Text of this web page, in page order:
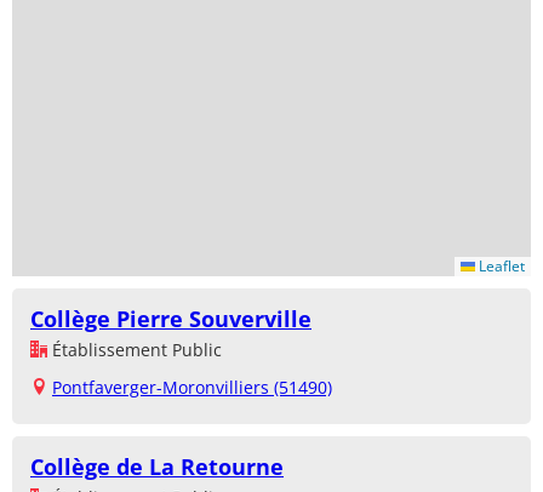
Leaflet
Collège Pierre Souverville
Établissement Public
Pontfaverger-Moronvilliers (51490)
Collège de La Retourne